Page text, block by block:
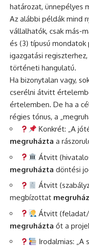
határozat, ünnepélyes
Az alábbi példák mind
vállalhatók, csak más-
és (3) típusú
igazgatási
történeti hangulatú.
Ha bizonytalan vagy,
cserélni átvitt
értelemben. De ha a
régies tónus, a
Konkrét: „A
megruházta a
Átvitt
megruházta döntési
Átvitt
megbízottat
Átvitt (feladat/
megruházta őt a
Irodalmias: „A